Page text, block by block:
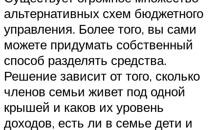
альтернативных схем бюджетного
управления. Более того, вы сами
можете придумать собственный
способ разделять средства.
Решение зависит от того, сколько
членов семьи живет под одной
крышей и каков их уровень
доходов, есть ли в семье дети и